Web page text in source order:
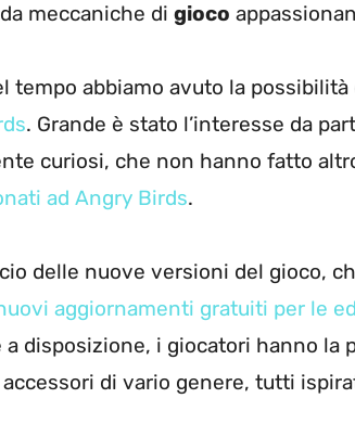
meccaniche di gioco
tempo abbiamo avuto la possibilità
. Grande è stato l’interesse da
curiosi, che non hanno fatto
ad Angry Birds.
delle nuove versioni del gioco,
aggiornamenti gratuiti per le
disposizione, i giocatori hanno la
accessori di vario genere, tutti